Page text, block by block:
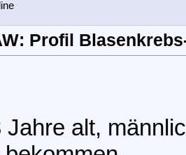
Profil
Jahre alt,